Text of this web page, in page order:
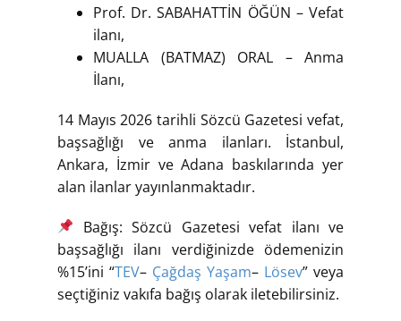
Prof. Dr. SABAHATTİN ÖĞÜN – Vefat
ilanı,
MUALLA (BATMAZ) ORAL – Anma
İlanı,
14 Mayıs 2026 tarihli Sözcü Gazetesi vefat,
başsağlığı ve anma ilanları. İstanbul,
Ankara, İzmir ve Adana baskılarında yer
alan ilanlar yayınlanmaktadır.
Bağış: Sözcü Gazetesi vefat ilanı ve
başsağlığı ilanı verdiğinizde ödemenizin
%15’ini “TEV– Çağdaş Yaşam– Lösev” veya
seçtiğiniz vakıfa bağış olarak iletebilirsiniz.